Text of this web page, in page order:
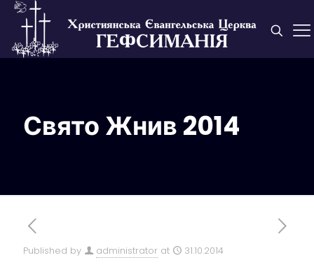
Свято Жнив 2014
Published by administrator at 31.10.2014